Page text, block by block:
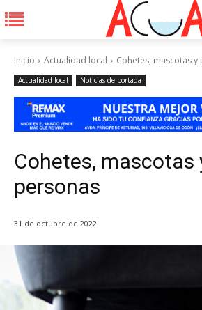
Inicio Actualidad local Cohetes, mascotas y
Actualidad local Noticias de portada
Cohetes, mascotas
personas
31 de octubre de 2022